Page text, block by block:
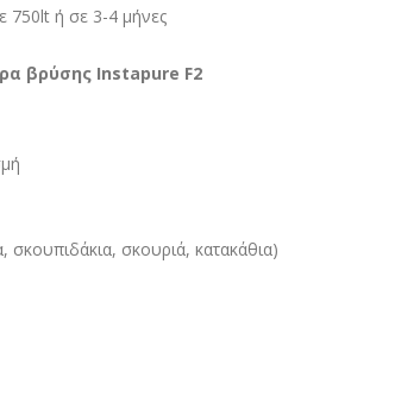
750lt ή σε 3-4 μήνες
βρύσης Instapure F2
σκουπιδάκια, σκουριά, κατακάθια)